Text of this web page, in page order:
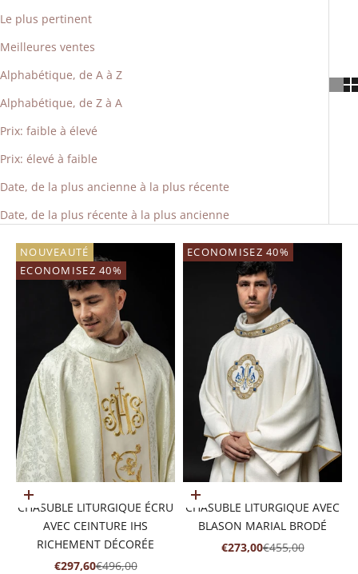
Le plus pertinent
Meilleures ventes
Alphabétique, de A à Z
Alphabétique, de Z à A
Prix: faible à élevé
Prix: élevé à faible
Date, de la plus ancienne à la plus récente
Date, de la plus récente à la plus ancienne
NOUVEAUTÉ
ECONOMISEZ 40%
Ajouter au panier
CHASUBLE LITURGIQUE ÉCRU
AVEC CEINTURE IHS
RICHEMENT DÉCORÉE
PRIX DE VENTE
€297,60PRIX NORMAL
€496,00
ECONOMISEZ 40%
Ajouter au panier
CHASUBLE LITURGIQUE AVEC
BLASON MARIAL BRODÉ
PRIX DE VENTE
€273,00PRIX NORMAL
€455,00